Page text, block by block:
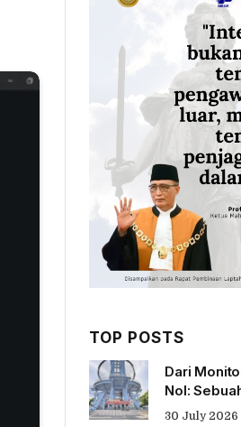
TOP POSTS
Dari
Nol:
Tentang
30 July 2026